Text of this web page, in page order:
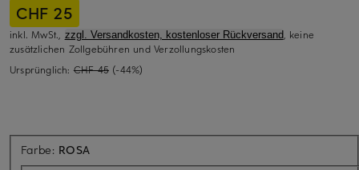
CHF 25
inkl. MwSt., zzgl. Versandkosten, kostenloser Rückversand, keine
zusätzlichen Zollgebühren und Verzollungskosten
Ursprünglich: CHF 45 (-44%)
Farbe: ROSA